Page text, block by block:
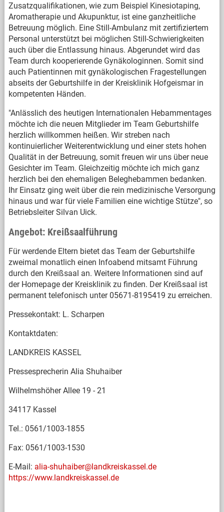
Zusatzqualifikationen, wie zum Beispiel Kinesiotaping,
Aromatherapie und Akupunktur, ist eine ganzheitliche
Betreuung möglich. Eine Still-Ambulanz mit zertifiziertem
Personal unterstützt bei möglichen Still-Schwierigkeiten
auch über die Entlassung hinaus. Abgerundet wird das
Team durch kooperierende Gynäkologinnen. Somit sind
auch Patientinnen mit gynäkologischen Fragestellungen
abseits der Geburtshilfe in der Kreisklinik Hofgeismar in
kompetenten Händen.
"Anlässlich des heutigen Internationalen Hebammentages
möchte ich die neuen Mitglieder im Team Geburtshilfe
herzlich willkommen heißen. Wir streben nach
kontinuierlicher Weiterentwicklung und einer stets hohen
Qualität in der Betreuung, somit freuen wir uns über neue
Gesichter im Team. Gleichzeitig möchte ich mich ganz
herzlich bei den ehemaligen Beleghebammen bedanken.
Ihr Einsatz ging weit über die rein medizinische Versorgung
hinaus und war für viele Familien eine wichtige Stütze", so
Betriebsleiter Silvan Uick.
Angebot: Kreißsaalführung
Für werdende Eltern bietet das Team der Geburtshilfe
zweimal monatlich einen Infoabend mitsamt Führung
durch den Kreißsaal an. Weitere Informationen sind auf
der Homepage der Kreisklinik zu finden. Der Kreißsaal ist
permanent telefonisch unter 05671-8195419 zu erreichen.
Pressekontakt: L. Scharpen
Kontaktdaten:
LANDKREIS KASSEL
Pressesprecherin Alia Shuhaiber
Wilhelmshöher Allee 19 - 21
34117 Kassel
Tel.: 0561/1003-1855
Fax: 0561/1003-1530
E-Mail: alia-shuhaiber@landkreiskassel.de
https://www.landkreiskassel.de